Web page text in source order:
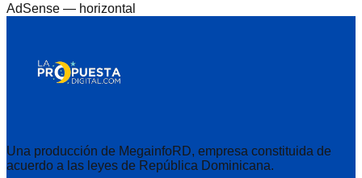
AdSense — horizontal
Una producción de MegainfoRD, empresa constituida de
acuerdo a las leyes de República Dominicana.